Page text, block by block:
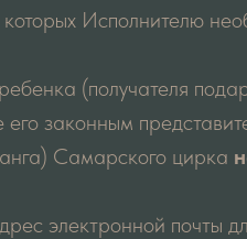
Исполнителю
(получателя
законным
Самарского цирка
электронной почты